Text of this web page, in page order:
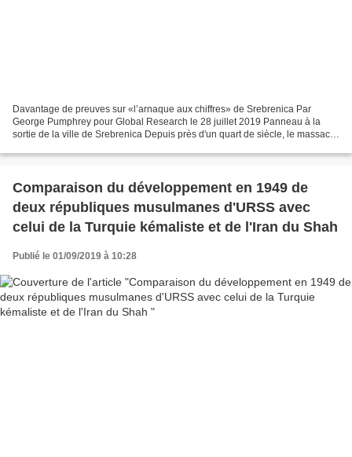
Davantage de preuves sur «l’arnaque aux chiffres» de Srebrenica Par
George Pumphrey pour Global Research le 28 juillet 2019 Panneau à la
sortie de la ville de Srebrenica Depuis près d'un quart de siècle, le massacre
Comparaison du développement en 1949 de
deux républiques musulmanes d'URSS avec
celui de la Turquie kémaliste et de l'Iran du Shah
Publié le 01/09/2019 à 10:28